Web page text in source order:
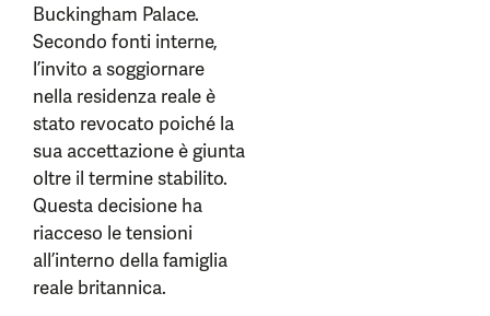
Buckingham Palace.
Secondo fonti interne,
l’invito a soggiornare
nella residenza reale è
stato revocato poiché la
sua accettazione è giunta
oltre il termine stabilito.
Questa decisione ha
riacceso le tensioni
all’interno della famiglia
reale britannica.